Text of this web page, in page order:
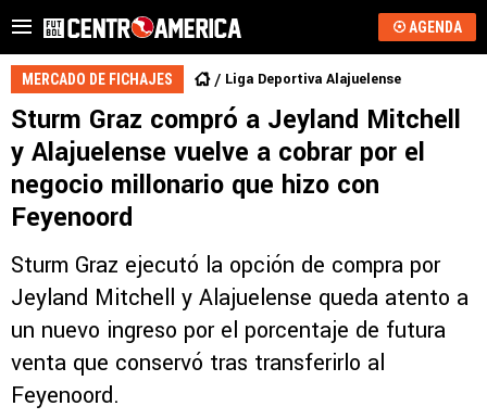
AGENDA
MERCADO DE FICHAJES Liga Deportiva Alajuelense
Sturm Graz compró a Jeyland Mitchell
y Alajuelense vuelve a cobrar por el
negocio millonario que hizo con
Feyenoord
Sturm Graz ejecutó la opción de compra por
Jeyland Mitchell y Alajuelense queda atento a
un nuevo ingreso por el porcentaje de futura
venta que conservó tras transferirlo al
Feyenoord.